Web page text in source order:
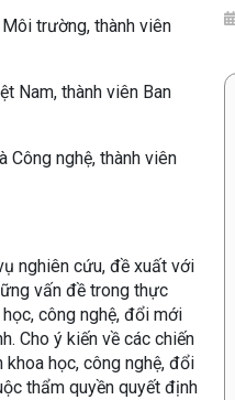
trường, thành viên
Nam, thành viên Ban
nghệ, thành viên
nghiên cứu, đề xuất với
vấn đề trong thực
công nghệ, đổi mới
Cho ý kiến về các chiến
khoa học, công nghệ, đổi
thẩm quyền quyết định